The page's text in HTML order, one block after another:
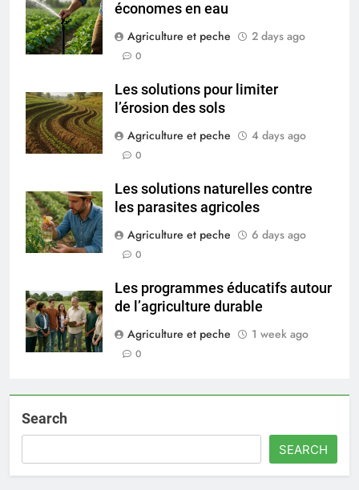
économes en eau
Agriculture et peche
2 days ago
0
Les solutions pour limiter
l’érosion des sols
Agriculture et peche
4 days ago
0
Les solutions naturelles contre
les parasites agricoles
Agriculture et peche
6 days ago
0
Les programmes éducatifs autour
de l’agriculture durable
Agriculture et peche
1 week ago
0
Search
SEARCH